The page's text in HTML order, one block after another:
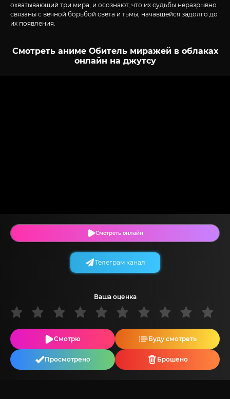
охватывающий три мира, и осознают, что их судьбы неразрывно
связаны с вечной борьбой света и тьмы, начавшейся задолго до
их появления.
Смотреть аниме Обитель миражей в облаках
онлайн на джутсу
Смотреть онлайн
Ваша оценка
Смотрю Буду смотреть
Просмотрено Брошено
Телеграм канал